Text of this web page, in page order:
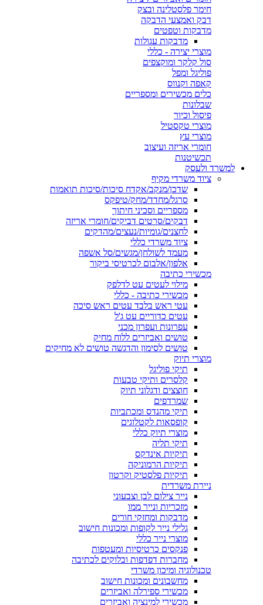
חימר פלסטלינה ובצק
דבק ואמצעי הדבקה
מדבקות וטפטים
מדבקות עגולות
מוצרי יצירה - כללי
סול קלקר ומוקצפים
פוליגל ומפל
קאפה וקנווס
כלים מכשירים ומספריים
שבלונות
פיסול וכיור
מוצרי טקסטיל
מוצרי עץ
חומרי אריזה ועיצוב
תכשיטנות
למשרד ולעסק
ציוד משרדי מקיף
שדכן/מנקב/אקדח סיכות/סיכות תואמות
סרגל/מחדד/מחק/טיפקס
מספריים וסכיני חיתוך
דבקים/סרטים דביקים/חומרי אריזה
לחצנים/גומיות/נעצים/מהדקים
ציוד משרדי כללי
מעמד לשולחן/מגשים/סל אשפה
אלפון/אלבום לכרטיסי ביקור
מכשירי כתיבה
מילוי לעטים עט לדלפק
מכשירי כתיבה - כללי
עטי ראש בלבד עטים ראש סיכה
עטים כדוריים עט ג'ל
עפרונות ועפרון מכני
טושים ואביזרים ללוח מחיק
טושים לסימון והדגשה טושים לא מחיקים
מוצרי תיוק
תיקי פוליגל
קלסרים ותיקי טבעות
חוצצים ודגלוני תיוק
שמרדפים
תיקי מהנדס ומכתביות
קופסאות לקטלוגים
מוצרי תיוק כללי
תיקי תליה
תיקיות אינדקס
תיקיות הרמוניקה
תיקיות פלסטיק וקרטון
ניירת משרדית
נייר צילום לבן וצבעוני
מזכריות ונייר ממו
מדבקות ומחזקי חורים
גלילי נייר לקופות ומכונות חישוב
מוצרי נייר כללי
פנקסים כרטיסיות ומעטפות
מחברות דפדפות ובלוקים לכתיבה
טכנולוגיה ומיכון משרדי
מחשבונים ומכונות חישוב
מכשירי ספירלה ואביזרים
מכשירי למינציה ואביזרים